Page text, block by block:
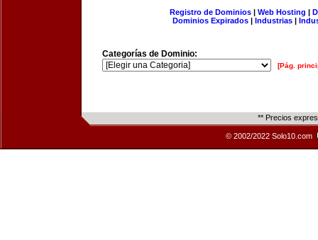
Registro de Dominios| Web Hosting |
Dominios Expirados | Industrias |
Categorías de Dominio:
[Pág.
** Precios
© 2002/2022 Solo10.com